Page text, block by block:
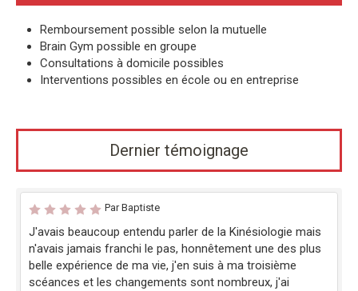
Remboursement possible selon la mutuelle
Brain Gym possible en groupe
Consultations à domicile possibles
Interventions possibles en école ou en entreprise
Dernier témoignage
Par Baptiste
J'avais beaucoup entendu parler de la Kinésiologie mais
n'avais jamais franchi le pas, honnêtement une des plus
belle expérience de ma vie, j'en suis à ma troisième
scéances et les changements sont nombreux, j'ai